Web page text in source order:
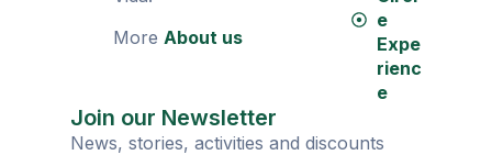
More About us
e
Expe
rienc
e
Join our Newsletter
News, stories, activities and discounts